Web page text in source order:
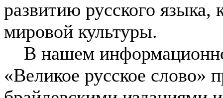
развитию русского языка,
мировой культуры.
В нашем
«Великое русское слово»